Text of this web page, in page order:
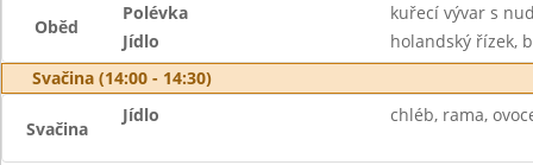
Oběd
Polévka
kuřecí vývar s
Jídlo
holandský řízek,
Svačina (14:00 - 14:30)
Svačina
Jídlo chléb, rama,